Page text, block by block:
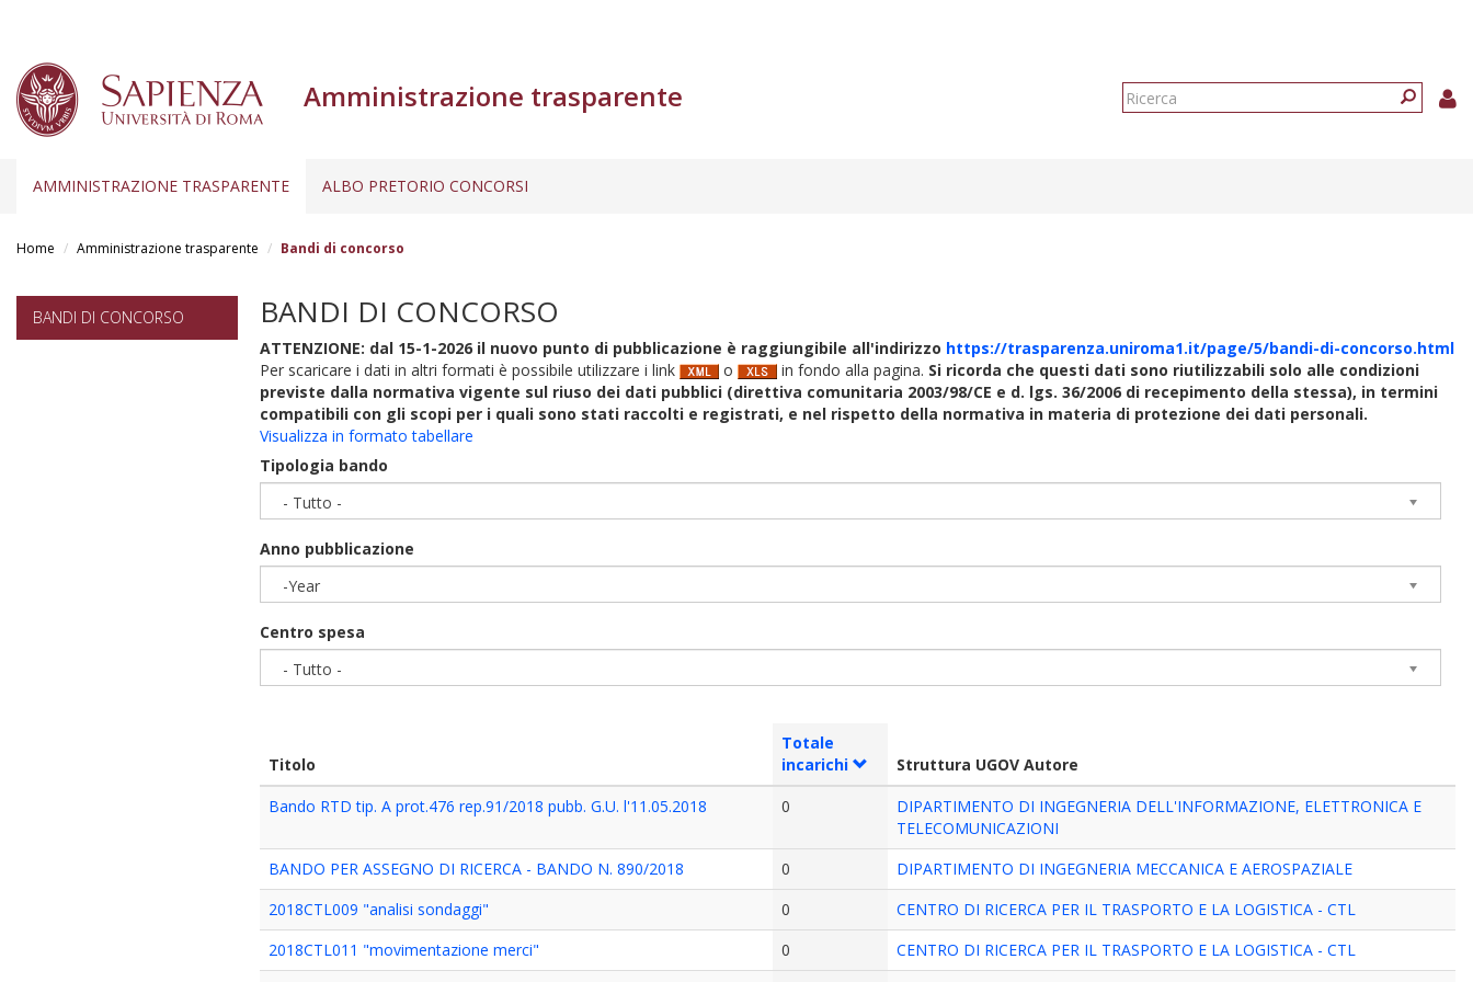
Amministrazione trasparente
Form
AMMINISTRAZIONE TRASPARENTE ALBO PRETORIO CONCORSI
Home Amministrazione trasparente Bandi di concorso
BANDI DI CONCORSO BANDI DI CONCORSO
ATTENZIONE: dal 15-1-2026 il nuovo punto di pubblicazione è raggiungibile all'indirizzo https://trasparenza.uniroma1.it/page/5/bandi-di-concorso.html
Per scaricare i dati in altri formati è possibile utilizzare i link
o in fondo alla pagina. Si ricorda che questi dati sono riutilizzabili solo alle condizioni
previste dalla normativa vigente sul riuso dei dati pubblici (direttiva comunitaria 2003/98/CE e d. lgs. 36/2006 di recepimento della stessa), in termini
compatibili con gli scopi per i quali sono stati raccolti e registrati, e nel rispetto della normativa in materia di protezione dei dati personali.
Visualizza in formato tabellare
Tipologia bando
- Tutto -
Anno pubblicazione
-Year
Centro spesa
- Tutto -
Titolo
Totale
incarichi
Struttura UGOV Autore
Bando RTD tip. A prot.476 rep.91/2018 pubb. G.U. l'11.05.2018
0
DIPARTIMENTO DI INGEGNERIA DELL'INFORMAZIONE, ELETTRONICA E
TELECOMUNICAZIONI
BANDO PER ASSEGNO DI RICERCA - BANDO N. 890/2018
0
DIPARTIMENTO DI INGEGNERIA MECCANICA E AEROSPAZIALE
2018CTL009 "analisi sondaggi"
0
CENTRO DI RICERCA PER IL TRASPORTO E LA LOGISTICA - CTL
2018CTL011 "movimentazione merci"
0
CENTRO DI RICERCA PER IL TRASPORTO E LA LOGISTICA - CTL